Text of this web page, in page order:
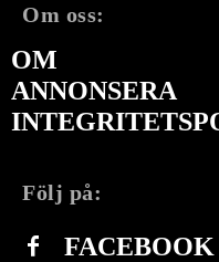
Om oss:
OM
ANNONSERA
Följ på:
FACEBOOK